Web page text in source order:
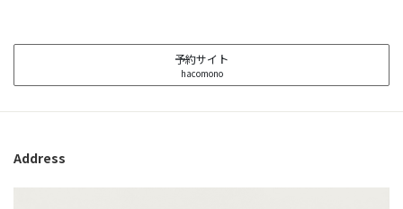
予約サイト
hacomono
Address